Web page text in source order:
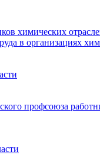
химических
в организациях
профсоюза